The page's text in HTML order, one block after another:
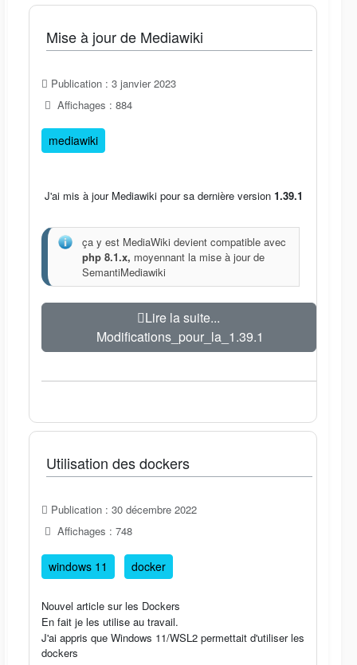
Mise à jour de Mediawiki
Publication : 3 janvier 2023
Affichages : 884
mediawiki
J'ai mis à jour Mediawiki pour sa dernière version 1.39.1
ça y est MediaWiki devient compatible avec
php 8.1.x, moyennant la mise à jour de
SemantiMediawiki
Lire la suite...
Modifications_pour_la_1.39.1
Utilisation des dockers
Publication : 30 décembre 2022
Affichages : 748
windows 11 docker
Nouvel article sur les Dockers
En fait je les utilise au travail.
J'ai appris que Windows 11/WSL2 permettait d'utiliser les
dockers